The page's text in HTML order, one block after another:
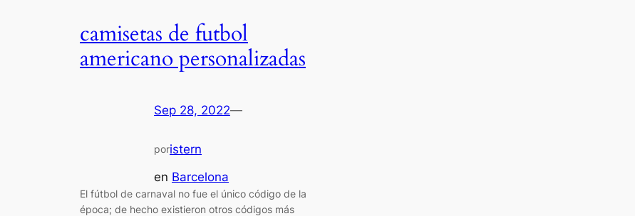
camisetas de futbol
americano personalizadas
Sep 28, 2022—
poristern
en Barcelona
El fútbol de carnaval no fue el único código de la
época; de hecho existieron otros códigos más